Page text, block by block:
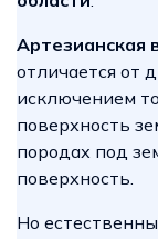
Артезианская
отличается от
исключением
поверхность
породах под
поверхность.
Но